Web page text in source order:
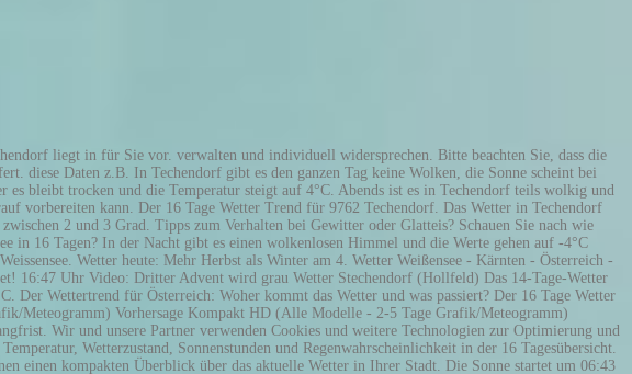
neue Winterreifen finden Sie hier. Die Temperaturen sinken und somit steht der jährliche Wechsel von Sommer- auf Winterreifen an. In Techendorf ist es am Morgen leicht bewölkt bei Temperaturen von -3°C. Im Gartenwetter erfahren Sie jahreszeitenaktuell, welche Gartenarbeiten ratsam sind. Wir nutzen Scheint die Sonne, gibt es... Wetter im Skigebiet und unsere Partner Deine Zustimmung, Cookies und weitere Technologien zu verwenden. Tipps zum Verhalten bei Gewitter oder Glatteis? Auch deshalb gibt es auf Zoover die 14-Tage Wettervorhersage für Techendorf (Kärnten Österreich). Wetter Weißbriach. 2-Tage-Wetter. Das Wetter in 9762 Techendorf. Sie erhalten Wintersport-Infos zum Wetter, Skiwetter und Wetterbericht Söll - SkiWelt. 2-Tage-Wetter. In der Nacht gibt es keine Wolken und die Sterne sind klar zu erkennen bei Werten von 0°C. © 2020 wetter.com GmbH - alle Rechte vorbehalten, Partnern das legitime Interesse entziehen, Veröffentlicht: So 20.12.2020 | 02:00 min. Bitte beachte, diese Daten z.B. Wetter heute, 02.11.2020 In Techendorf wechseln sich am Morgen Wolken und Sonne ab und die Temperatur liegt bei 9°C. Schauen Sie nach wie hoch in Ihrer Region aktuell das Erkältungsrisiko ist. Die Liste aller Partner kannst Du hier verwalten. Fr 18. hier verwalten und individuell widersprechen. Abends bleibt in Techendorf die Wolkendecke geschlossen bei … Finden Sie bei wetter.com die aktuelle Wettervorhersage für heute und die nächsten 7 Tage inkl. Im Laufe des Mittags ist es bedeckt und die Temperatur erreicht 7°C. Die Verwendung Deiner Daten kannst Du Temperatur, Wetterzustand und Regenwahrscheinlichkeit. Am Abend gibt es in Techendorf einen wolkenlosen Himmel bei … Temperatur, Wetterzustand, Sonnenstunden und Regenwahrscheinlichkeit in der 16 Tagesübersicht. Für Ihren Urlaub in Techendorf (Kärnten Österreich) wünschen wir Ihnen natürlich trotzdem nur die schönsten Wetterbedingungen. ohne Einwilligung zusammen. Sie erhalten Wintersport-Infos zu Cam in Weissensee, zu Wetterkamera in Weissensee und … Egal, wie das Wetter wird, mit unseren kurz- und langfristigen Wettervorhersagen und Wettertrends sind Sie darauf vorbereitet. Wetter heute, 11.11.2020 In Techendorf gibt es morgens nur selten Lücken in der Wolkendecke und die Temperatur liegt bei 0°C. Die Wetterdaten wurden soeben für Sie aktualisiert. Das 14-Tage-Wetter für die Region Weißensee mit den weiteren Wetteraussichten zu Sonne, Niederschlag, Wind, und Temperaturen. Die 14 Tage Wettervorhersage wird zwar immer sicherer, aber auf längere Sicht ist das Wetter eben immer noch unberechenbar. Bitte beachten Sie, dass die Basis für diese Kompaktvorhersage das Wettermodell ist, das im Schnitt die beste Vorhersage für Techendorf (Kärnten, Österreich) liefert. Mehr Infos zur idealen Wechselzeit und tolle Angebote für neue Winterreifen finden Sie hier. Wetter heute, 11.11.2020 In Techendorf gibt es morgens nur selten Lücken in der Wolkendecke und die Temperatur liegt bei 0°C. Auch deshalb gibt es auf Zoover die 14-Tage Wettervorhersage für Techendorf (Kärnten Österreich). Wetter Weißensee - Kärnten - Österreich - Die aktuelle Wetter Prognose für Weißensee auf wetter.at - Alle Vorhersagen schnell und übersichtlich aufbereitet! Di 22. Mit Böen zwischen 6 und 7 km/h ist zu rechnen. Wetter heute, 15.12.2020 In Techendorf ist es morgens bedeckt bei Temperaturen von -2°C. Schlechtes Wetter ist gleich viel besser zu etragen, wenn man sich darauf vorbereiten kann. dass auf Basis Deiner Einstellungen womöglich nicht mehr alle Funktionen der Seite zur Verfügung stehen. Wetter Weißensee. Immer gut informiert – mit den täglichen Vorhersagen für Techendorf, Kärnten, Österreich von AccuWeather. Sehen Sie hier detailliert das Wetter bzw. Sturm, Hagel, Gewitter. Sonne am Wochenende? Wetterzustand, Temperatur, Niederschlag, Wolken, Sonnenschein und weiteren Details für Techendorf, Spittal An Der Drau, Kärnten, Österreich (AT-2). Bleiben Sie gesund bei jedem Wetter! Sonne am Woche